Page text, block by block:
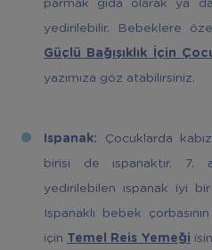
parmak gıda olarak ya
yedirilebilir. Bebeklere
Güçlü Bağışıklık İçin
yazımıza göz atabilirsiniz.
Ispanak: Çocuklarda
birisi de ıspanaktır. 7.
yedirilebilen ıspanak iyi
Ispanaklı bebek
için Temel Reis Yemeği